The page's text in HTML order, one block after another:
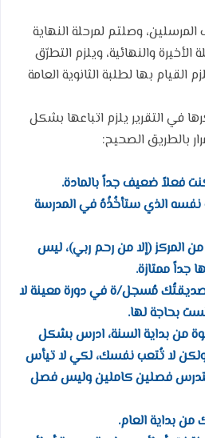
وصلتم لمرحلة النهاية
والنهائية، ويلزم التطرّق
القيام بها لطلبة الثانوية العامة
في التقرير يلزم اتباعها بشكل
بالطريق الصحيح:
نفسه الذي ستأخُذُهُ في المدرسة
المركز (إلا من رحم ربي)، ليس
جداً ممتازة.
مُسجل/ة في دورة معينة لا
بحاجة لها.
من بداية السنة، ادرس بشكل
لا تُتعب نفسك، لكي لا تيأس
فصلين كاملين وليس فصل